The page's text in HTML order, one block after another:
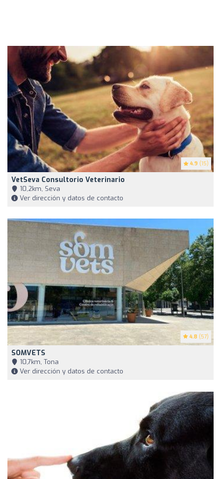
4.9 (15)
VetSeva Consultorio Veterinario
10,2km, Seva
Ver dirección y datos de contacto
4.8 (57)
SOMVETS
10,7km, Tona
Ver dirección y datos de contacto